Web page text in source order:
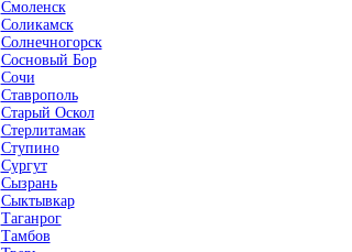
Смоленск
Соликамск
Солнечногорск
Сосновый Бор
Сочи
Ставрополь
Старый Оскол
Стерлитамак
Ступино
Сургут
Сызрань
Сыктывкар
Таганрог
Тамбов